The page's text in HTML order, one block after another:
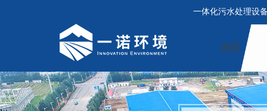
一体化污水处理设
首页